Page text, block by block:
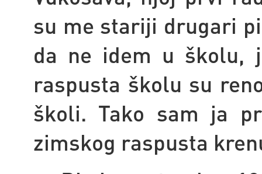
su me stariji drugari
da ne idem u školu,
raspusta školu su
školi. Tako sam ja
zimskog raspusta